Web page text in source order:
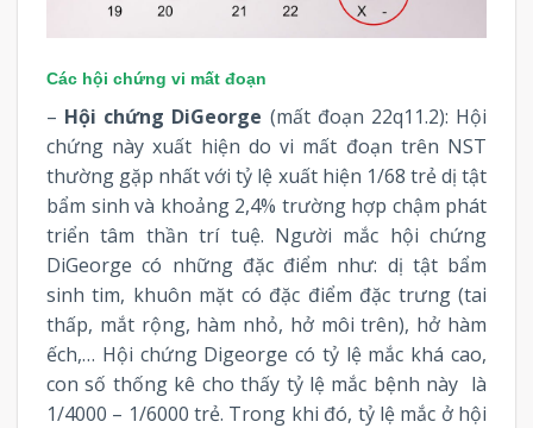
Các hội chứng vi mất đoạn
– Hội chứng DiGeorge (mất đoạn 22q11.2): Hội
chứng này xuất hiện do vi mất đoạn trên NST
thường gặp nhất với tỷ lệ xuất hiện 1/68 trẻ dị tật
bẩm sinh và khoảng 2,4% trường hợp chậm phát
triển tâm thần trí tuệ. Người mắc hội chứng
DiGeorge có những đặc điểm như: dị tật bẩm
sinh tim, khuôn mặt có đặc điểm đặc trưng (tai
thấp, mắt rộng, hàm nhỏ, hở môi trên), hở hàm
ếch,… Hội chứng Digeorge có tỷ lệ mắc khá cao,
con số thống kê cho thấy tỷ lệ mắc bệnh này là
1/4000 – 1/6000 trẻ. Trong khi đó, tỷ lệ mắc ở hội